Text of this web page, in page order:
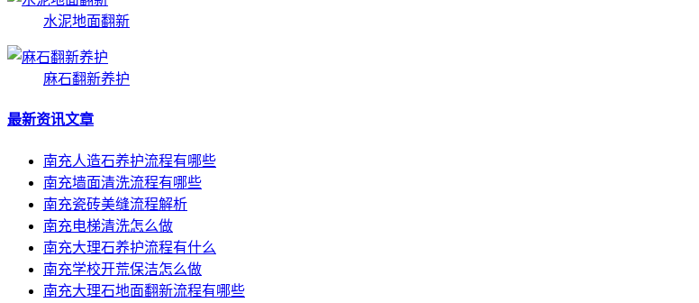
水泥地面翻新
麻石翻新养护
最新资讯文章
南充人造石养护流程有哪些
南充墙面清洗流程有哪些
南充瓷砖美缝流程解析
南充电梯清洗怎么做
南充大理石养护流程有什么
南充学校开荒保洁怎么做
南充大理石地面翻新流程有哪些